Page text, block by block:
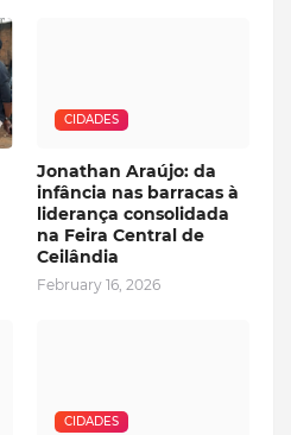
CIDADES
Jonathan Araújo: da
infância nas barracas à
liderança consolidada
na Feira Central de
Ceilândia
February 16, 2026
CIDADES